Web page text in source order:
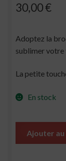
30,00€
Adoptez la
sublimer votre
La petite
En stock
Ajouter